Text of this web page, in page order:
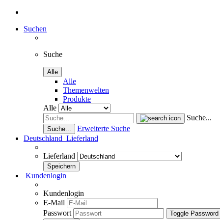
Suchen
Suche
Alle
Alle
Themenwelten
Produkte
Alle
Suche...
Suche...
Erweiterte Suche
Deutschland Lieferland
Lieferland
Kundenlogin
Kundenlogin
E-Mail
Passwort
Toggle